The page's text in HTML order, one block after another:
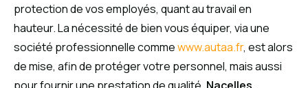
protection de vos employés, quant au travail en
hauteur. La nécessité de bien vous équiper, via une
société professionnelle commewww.autaa.fr, est alors
de mise, afin de protéger votre personnel, mais aussi